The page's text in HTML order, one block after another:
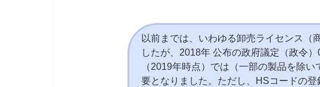
以前までは、いわゆる卸売ライセンス（
したが、 2018年 公布の政府議定（政令）
（2019年時点）では（一部の製品を除
要となりました。ただし、HSコードの